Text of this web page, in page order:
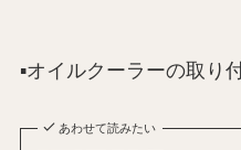
▪️オイルクーラーの取り
あわせて読みたい